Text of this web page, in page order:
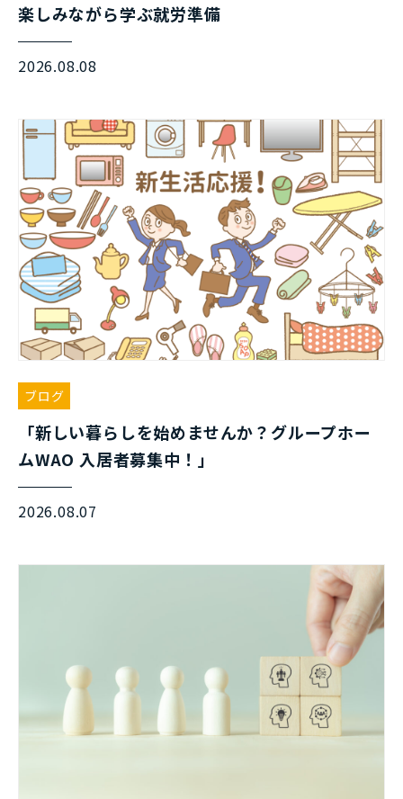
楽しみながら学ぶ就労準備
2026.08.08
ブログ
「新しい暮らしを始めませんか？グループホー
ムWAO 入居者募集中！」
2026.08.07